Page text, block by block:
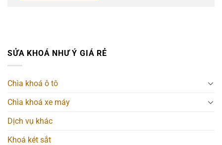
SỬA KHOÁ NHƯ Ý GIÁ RẺ
Chìa khoá ô tô
Chìa khoá xe máy
Dịch vụ khác
Khoá két sắt